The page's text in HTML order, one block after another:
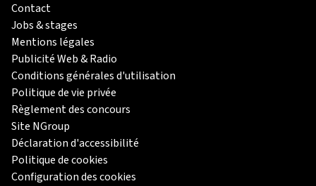
Contact
Jobs & stages
Mentions légales
Publicité Web & Radio
Conditions générales d'utilisation
Politique de vie privée
Règlement des concours
Site NGroup
Déclaration d'accessibilité
Politique de cookies
Configuration des cookies